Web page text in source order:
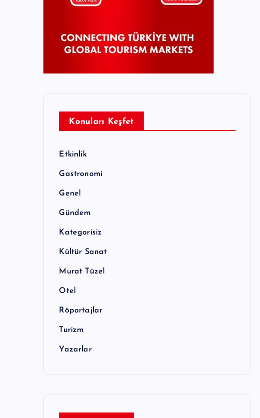
Konuları Keşfet
Etkinlik
Gastronomi
Genel
Gündem
Kategorisiz
Kültür Sanat
Murat Tüzel
Otel
Röportajlar
Turizm
Yazarlar